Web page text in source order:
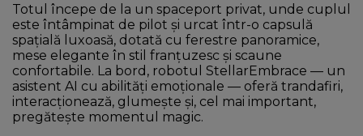
Totul începe de la un spaceport privat, unde cuplul
este întâmpinat de pilot și urcat într-o capsulă
spațială luxoasă, dotată cu ferestre panoramice,
mese elegante în stil franțuzesc și scaune
confortabile. La bord, robotul StellarEmbrace — un
asistent AI cu abilități emoționale — oferă trandafiri,
interacționează, glumește și, cel mai important,
pregătește momentul magic.